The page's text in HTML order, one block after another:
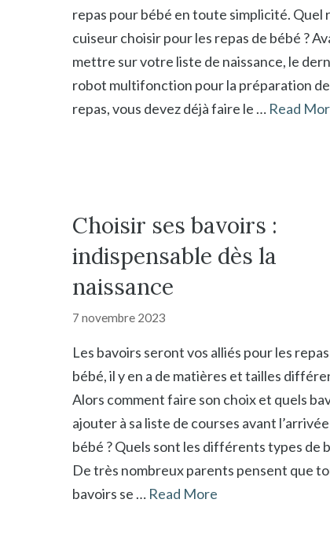
repas pour bébé en toute simplicité. Quel
cuiseur choisir pour les repas de bébé ?
mettre sur votre liste de naissance, le
robot multifonction pour la préparation
repas, vous devez déjà faire le … Read
Choisir ses bavoirs :
indispensable dès la
naissance
7 novembre 2023
Les bavoirs seront vos alliés pour les
bébé, il y en a de matières et tailles
Alors comment faire son choix et quels
ajouter à sa liste de courses avant
bébé ? Quels sont les différents types de
De très nombreux parents pensent que
bavoirs se … Read More